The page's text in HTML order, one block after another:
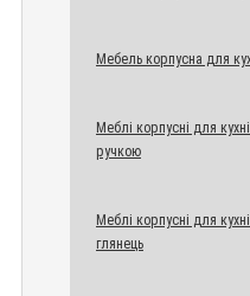
Мебель корпусна для
Меблі корпусні для
ручкою
Меблі корпусні для
глянець